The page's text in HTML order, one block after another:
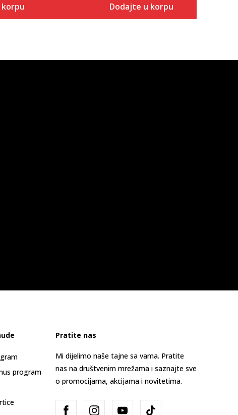
Dodajte u korpu
program
Pratite nas
Mi dijelimo naše tajne sa vama. Pratite
nas na društvenim mrežama i saznajte sve
o promocijama, akcijama i novitetima.